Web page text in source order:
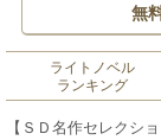
無
ライトノベル
ランキング
【ＳＤ名作セレクシ